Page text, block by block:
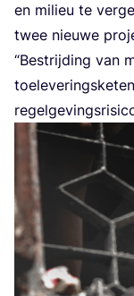
en mili­eu te
twee nieu­we
“Bestrij­ding van